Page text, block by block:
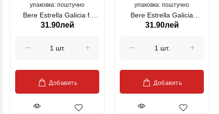
упаковка: поштучно
Bere Estrella Galicia f.
gluten alc 5.5% 0.33l
31.90лей
Добавить
упаковка: поштучно
Bere Estrella Galicia
alc.5.5% 0.33ml
31.90лей
Добавить